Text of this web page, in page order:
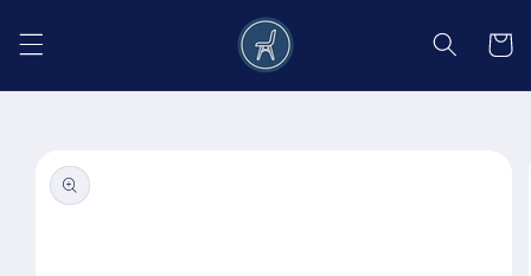
conținut
Coș
informațiile
despre
produs